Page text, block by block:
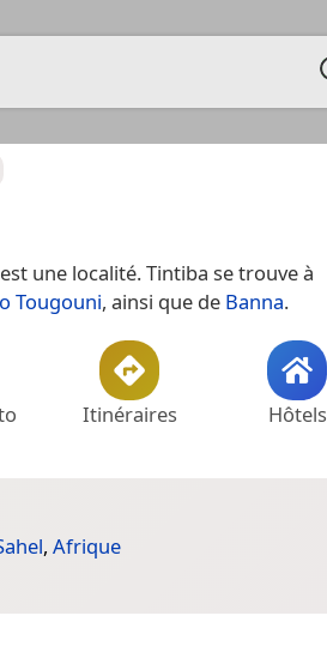
une localité. Tintiba se trouve à
Tougouni, ainsi que de Banna.
Itinéraires Hôtels
, Afrique